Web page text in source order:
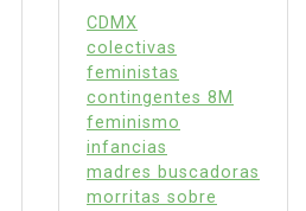
CDMX
colectivas
feministas
contingentes 8M
feminismo
infancias
madres buscadoras
morritas sobre